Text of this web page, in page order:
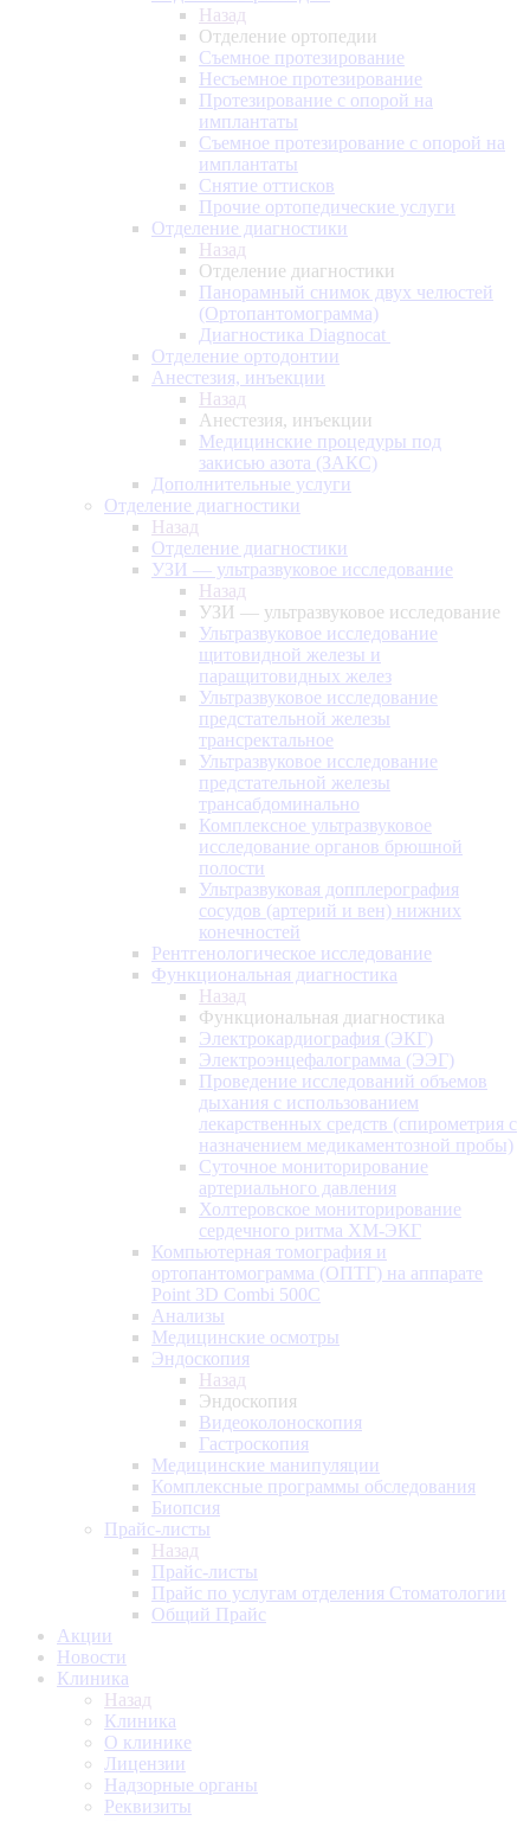
Назад
Отделение ортопедии
Съемное протезирование
Несъемное протезирование
Протезирование с опорой на
имплантаты
Съемное протезирование с опорой на
имплантаты
Снятие оттисков
Прочие ортопедические услуги
Отделение диагностики
Назад
Отделение диагностики
Панорамный снимок двух челюстей
(Ортопантомограмма)
Диагностика Diagnocat
Отделение ортодонтии
Анестезия, инъекции
Назад
Анестезия, инъекции
Медицинские процедуры под
закисью азота (ЗАКС)
Дополнительные услуги
Отделение диагностики
Назад
Отделение диагностики
УЗИ — ультразвуковое исследование
Назад
УЗИ — ультразвуковое исследование
Ультразвуковое исследование
щитовидной железы и
паращитовидных желез
Ультразвуковое исследование
предстательной железы
трансректальное
Ультразвуковое исследование
предстательной железы
трансабдоминально
Комплексное ультразвуковое
исследование органов брюшной
полости
Ультразвуковая допплерография
сосудов (артерий и вен) нижних
конечностей
Рентгенологическое исследование
Функциональная диагностика
Назад
Функциональная диагностика
Электрокардиография (ЭКГ)
Электроэнцефалограмма (ЭЭГ)
Проведение исследований объемов
дыхания с использованием
лекарственных средств (спирометрия с
назначением медикаментозной пробы)
Суточное мониторирование
артериального давления
Холтеровское мониторирование
сердечного ритма ХМ-ЭКГ
Компьютерная томография и
ортопантомограмма (ОПТГ) на аппарате
Point 3D Combi 500C
Анализы
Медицинские осмотры
Эндоскопия
Назад
Эндоскопия
Видеоколоноскопия
Гастроскопия
Медицинские манипуляции
Комплексные программы обследования
Биопсия
Прайс-листы
Назад
Прайс-листы
Прайс по услугам отделения Стоматологии
Общий Прайс
Акции
Новости
Клиника
Назад
Клиника
О клинике
Лицензии
Надзорные органы
Реквизиты